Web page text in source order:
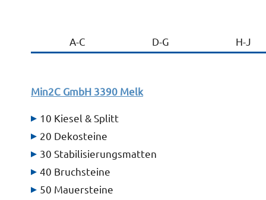
A-C D-G H-J
Min2C GmbH 3390 Melk
10 Kiesel & Splitt
20 Dekosteine
30 Stabilisierungsmatten
40 Bruchsteine
50 Mauersteine